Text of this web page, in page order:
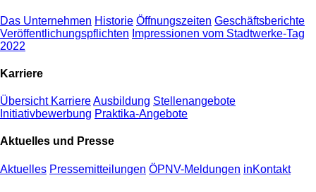
Das Unternehmen Historie Öffnungszeiten Geschäftsberichte
Veröffentlichungspflichten Impressionen vom Stadtwerke-Tag
2022
Karriere
Übersicht KarriereAusbildung Stellenangebote
Initiativbewerbung Praktika-Angebote
Aktuelles und Presse
Aktuelles Pressemitteilungen ÖPNV-Meldungen inKontakt